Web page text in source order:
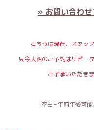
» お問い合わ
こちらは現在、スタッ
只今大西のご予約はリピー
ご了承いただき
空白=午前午後可